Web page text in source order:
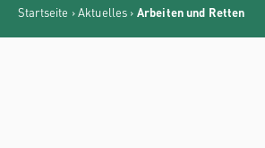
Startseite ›Aktuelles › Arbeiten und Retten